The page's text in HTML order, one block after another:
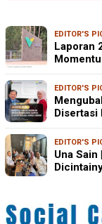
EDITOR'S
Laporan
EDITOR'S
Disertasi
EDITOR'S
Una